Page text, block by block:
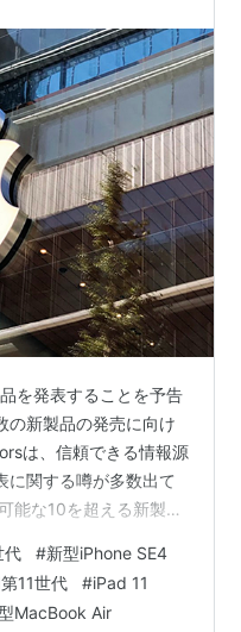
を発表することを予告
の新製品の発売に向け
は、信頼できる情報源
に関する噂が多数出て
能な10を超える新製品
代 #新型iPhone SE4
11世代 #iPad 11
MacBook Air